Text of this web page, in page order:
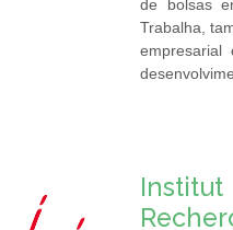
de bolsas
Trabalha,